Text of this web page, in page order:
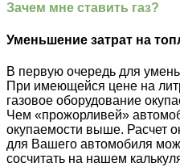
Зачем мне ставить газ?
Уменьшение затрат на
В первую очередь для
При имеющейся цене на
газовое оборудование
Чем «прожорливей»
окупаемости выше. Расчет
для Вашего автомобиля
сосчитать на нашем